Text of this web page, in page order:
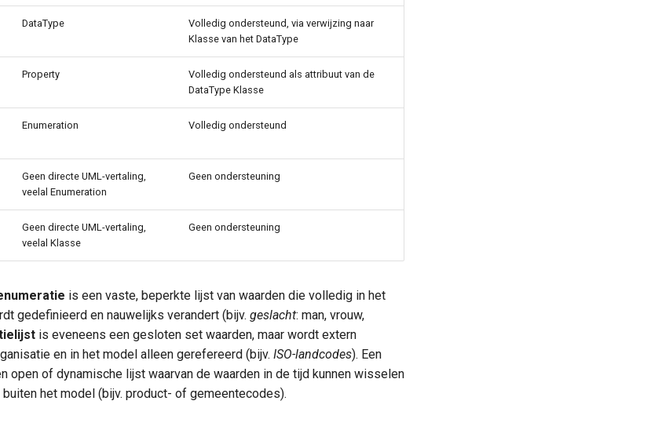
DataType
Volledig ondersteund, via verwijzing naar
Klasse van het DataType
Property
Volledig ondersteund als attribuut van de
DataType Klasse
Enumeration Volledig ondersteund
Geen directe UML-vertaling,
veelal Enumeration
Geen ondersteuning
Geen directe UML-vertaling,
veelal Klasse
Geen ondersteuning
is een vaste, beperkte lijst van waarden die volledig in het
gedefinieerd en nauwelijks verandert (bijv. geslacht: man, vrouw,
is eveneens een gesloten set waarden, maar wordt extern
en in het model alleen gerefereerd (bijv. ISO-landcodes). Een
open of dynamische lijst waarvan de waarden in de tijd kunnen wisselen
het model (bijv. product- of gemeentecodes).